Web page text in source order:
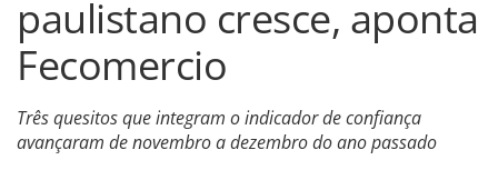
paulistano cresce, aponta
Fecomercio
Três quesitos que integram o indicador de confiança
avançaram de novembro a dezembro do ano passado